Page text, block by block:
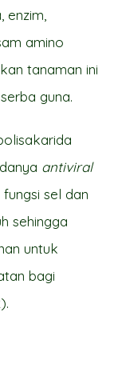
enzim,
amino
tanaman ini
guna.
antiviral
sel dan
sehingga
untuk
bagi